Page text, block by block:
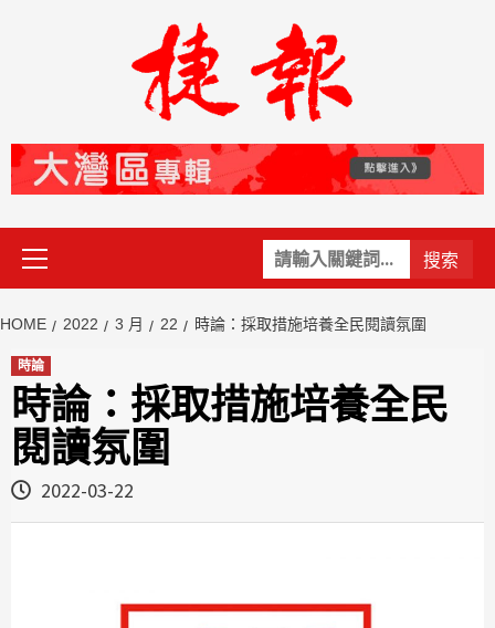
關
鍵
Primary
Menu
HOME 2022 3 月 22 時論：採取措施培養全民閱讀氛圍
時論
時論：採取措施培養全民
閱讀氛圍
2022-03-22